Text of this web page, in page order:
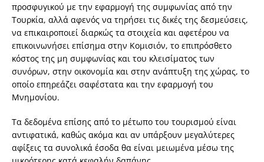
προσφυγικού με την εφαρμογή της συμφωνίας από την
Τουρκία, αλλά αφενός να τηρήσει τις δικές της δεσμεύσεις,
να επικαιροποιεί διαρκώς τα στοιχεία και αφετέρου να
επικοινωνήσει επίσημα στην Κομισιόν, το επιπρόσθετο
κόστος της μη συμφωνίας και του κλεισίματος των
συνόρων, στην οικονομία και στην ανάπτυξη της χώρας, το
οποίο επηρεάζει σαφέστατα και την εφαρμογή του
Μνημονίου.
Τα δεδομένα επίσης από το μέτωπο του τουρισμού είναι
αντιφατικά, καθώς ακόμα και αν υπάρξουν μεγαλύτερες
αφίξεις τα συνολικά έσοδα θα είναι μειωμένα μέσω της